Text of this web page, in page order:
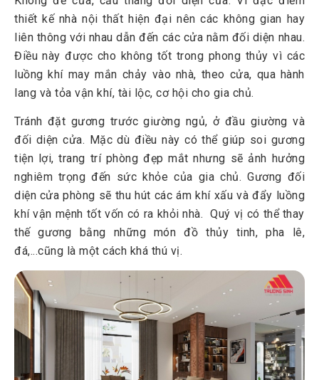
thiết kế nhà nội thất hiện đại nên các không gian hay
liên thông với nhau dẫn đến các cửa nằm đối diện nhau.
Điều này được cho không tốt trong phong thủy vì các
luồng khí may mắn chảy vào nhà, theo cửa, qua hành
lang và tỏa vận khí, tài lộc, cơ hội cho gia chủ.
Tránh đặt gương trước giường ngủ, ở đầu giường và
đối diện cửa. Mặc dù điều này có thể giúp soi gương
tiện lợi, trang trí phòng đẹp mắt nhưng sẽ ảnh hưởng
nghiêm trọng đến sức khỏe của gia chủ. Gương đối
diện cửa phòng sẽ thu hút các ám khí xấu và đẩy luồng
khí vận mệnh tốt vốn có ra khỏi nhà. Quý vị có thể thay
thế gương bằng những món đồ thủy tinh, pha lê,
đá,...cũng là một cách khá thú vị.